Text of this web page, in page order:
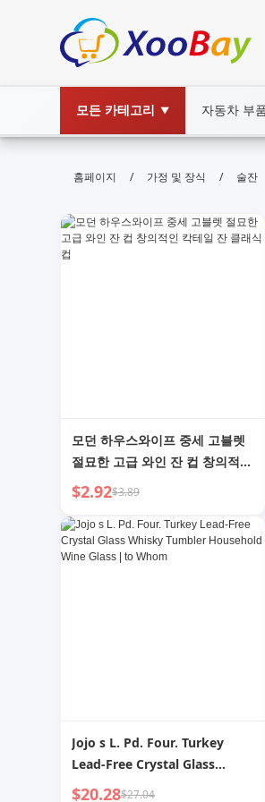
모든 카테고리 ▼ 자동차 부
술잔 | XOOBAY
전통 술잔의 역사와 선택 팁 구입처?
홈페이지 / 가정 및 장식 / 술잔
모던 하우스와이프 중세 고블렛
절묘한 고급 와인 잔 컵 창의적인
칵테일 잔 클래식 컵
$2.92$3.89
Jojo s L. Pd. Four. Turkey
Lead-Free Crystal Glass
Whisky Tumbler Household
$20.28$27.04